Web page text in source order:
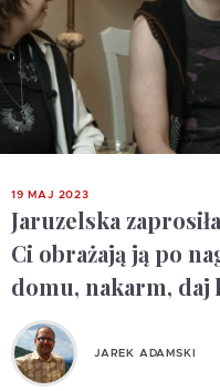
19 MAJ 2023
Jaruzelska
Ci obrażają ją po
domu, nakarm, daj
JAREK ADAMSKI